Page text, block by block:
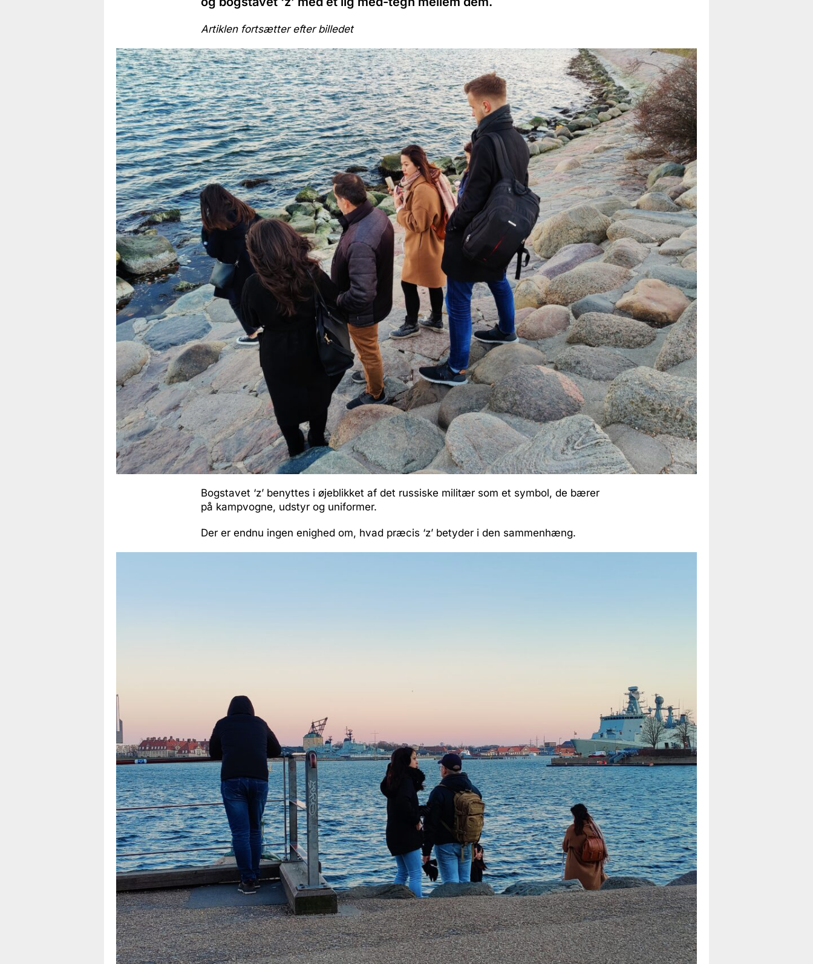
Artiklen fortsætter efter billedet
Bogstavet ‘z’ benyttes i øjeblikket af det russiske militær som et symbol, de bærer
på kampvogne, udstyr og uniformer.
Der er endnu ingen enighed om, hvad præcis ‘z’ betyder i den sammenhæng.